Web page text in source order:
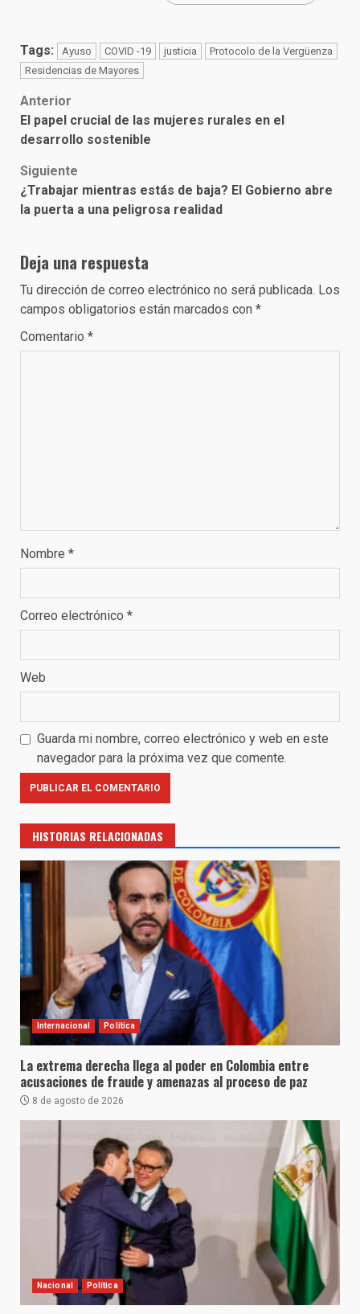
Tags: Ayuso COVID -19 justicia
Protocolo de la Vergüenza
Residencias de Mayores
Post
navigation
Anterior
El papel crucial de las mujeres rurales en el
desarrollo sostenible
Siguiente
¿Trabajar mientras estás de baja? El Gobierno abre
la puerta a una peligrosa realidad
Deja una respuesta
Tu dirección de correo electrónico no será publicada. Los
campos obligatorios están marcados con *
Comentario *
Nombre *
Correo electrónico *
Web
Guarda mi nombre, correo electrónico y web en este
navegador para la próxima vez que comente.
HISTORIAS RELACIONADAS
Internacional Política
La extrema derecha llega al poder en Colombia entre
acusaciones de fraude y amenazas al proceso de paz
8 de agosto de 2026
Nacional Política